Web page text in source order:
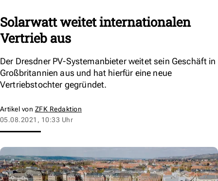
Solarwatt weitet internationalen
Vertrieb aus
Der Dresdner PV-Systemanbieter weitet sein Geschäft in
Großbritannien aus und hat hierfür eine neue
Vertriebstochter gegründet.
Artikel von ZFK Redaktion
05.08.2021, 10:33 Uhr